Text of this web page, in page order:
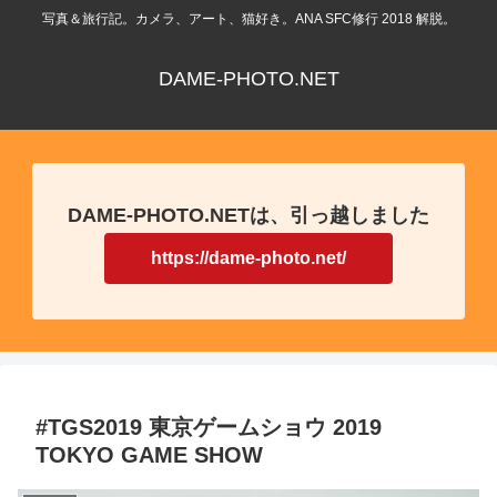
写真＆旅行記。カメラ、アート、猫好き。ANA SFC修行 2018 解脱。
DAME-PHOTO.NET
DAME-PHOTO.NETは、引っ越しました
https://dame-photo.net/
#TGS2019 東京ゲームショウ 2019
TOKYO GAME SHOW